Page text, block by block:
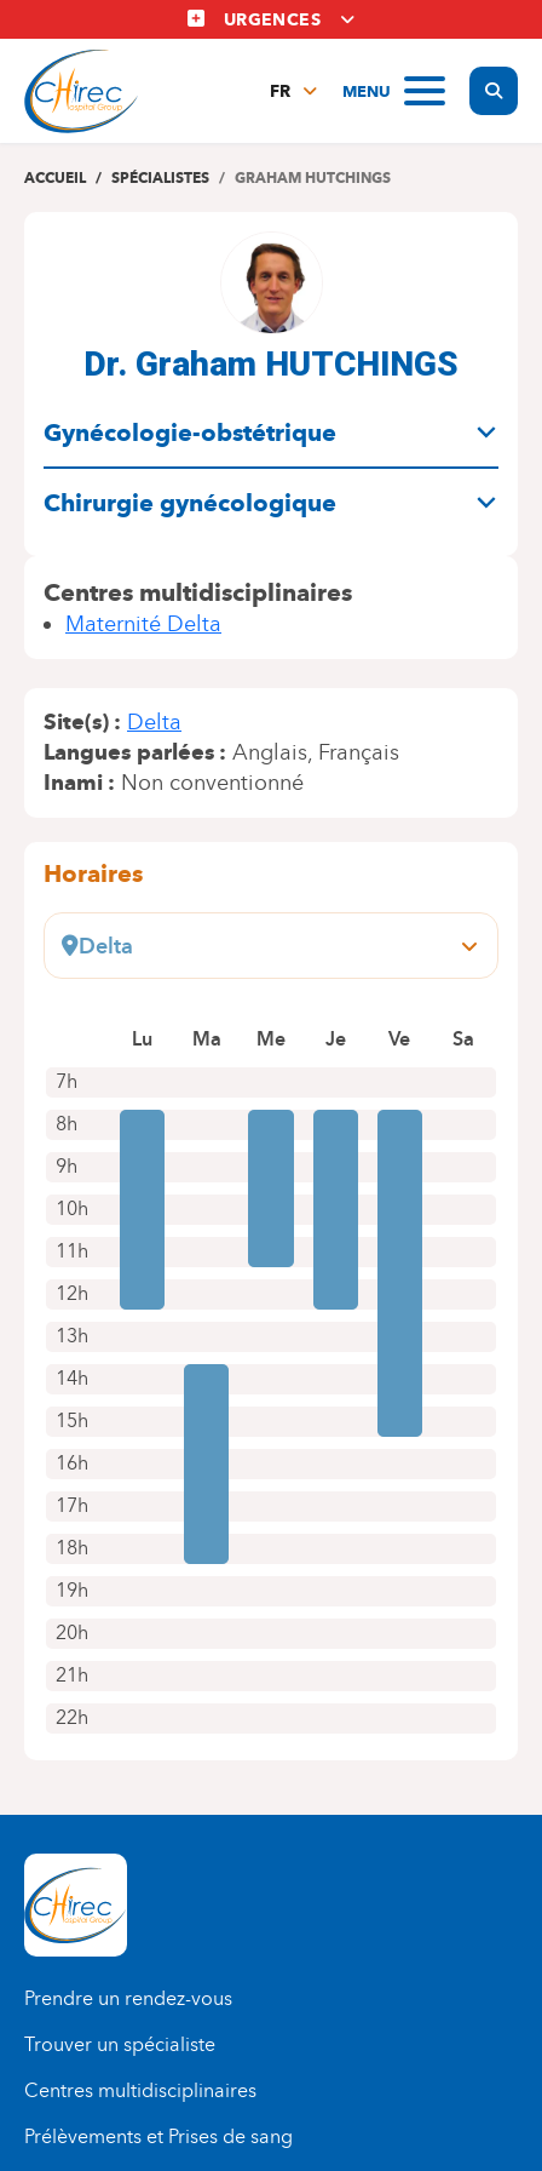
au
contenu
principal
URGENCES
MENU
FR
EN
ACCUEIL SPÉCIALISTES GRAHAM HUTCHINGS
Dr. Graham HUTCHINGS
Gynécologie-obstétrique
Chirurgie gynécologique
Centres multidisciplinaires
Maternité Delta
Site(s)
Delta
Langues parlées
Anglais Français
Inami
Non conventionné
Horaires
Delta
Boulevard du Triomphe, 201
+32 2 434 81 12
Rendez-vous uniquement par téléphone
7h
8h
9h
10h
11h
12h
13h
14h
15h
16h
17h
18h
19h
20h
21h
22h
Lu Ma Me Je Ve Sa
Prendre un rendez-vous
Trouver un spécialiste
Centres multidisciplinaires
Prélèvements et Prises de sang